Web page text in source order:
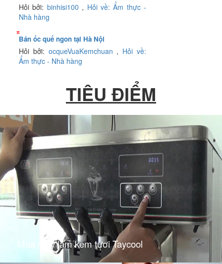
Hỏi bởi: binhisi100 , Hỏi về: Ẩm thực -
Nhà hàng
Bán ốc quế ngon tại Hà Nội
Hỏi bởi: ocqueVuaKemchuan , Hỏi về:
Ẩm thực - Nhà hàng
TIÊU ĐIỂM
Mua máy làm kem tươi Taycool